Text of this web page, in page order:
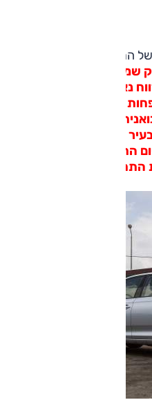
של התת-משפחתיות
שמספק המנוע המוגדש
נאה, במיוחד מאחור, ותא
שלמה ממשפחתית
אח"כ מתווספים גם
או המוזרויות בדמות
התחושה כאן דומה לזו
התת-משפחתיות.